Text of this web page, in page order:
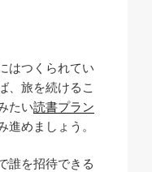
はつくられてい
、旅を続けるこ
たい読書プラン
進めましょう。
誰を招待できる